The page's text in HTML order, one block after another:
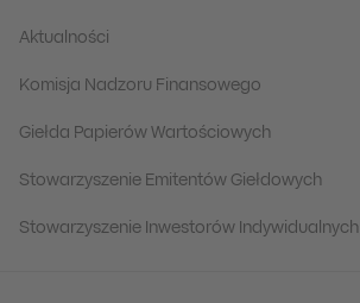
Aktualności
Komisja Nadzoru Finansowego
Giełda Papierów Wartościowych
Stowarzyszenie Emitentów Giełdowych
Stowarzyszenie Inwestorów Indywidualnych